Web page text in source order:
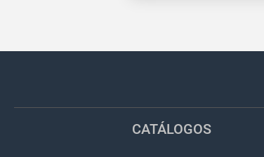
CATÁLOGOS